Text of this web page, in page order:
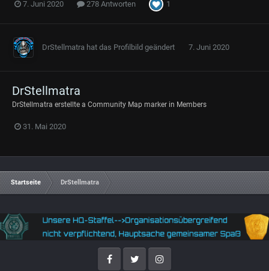
7. Juni 2020 278 Antworten 1
DrStellmatra hat das Profilbild geändert 7. Juni 2020
DrStellmatra
DrStellmatra erstellte a Community Map marker in Members
31. Mai 2020
Startseite DrStellmatra
FacebookTwitter Instagram